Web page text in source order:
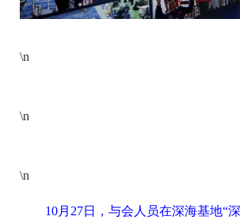
\n
\n
\n
10月27日，与会人员在深海基地“